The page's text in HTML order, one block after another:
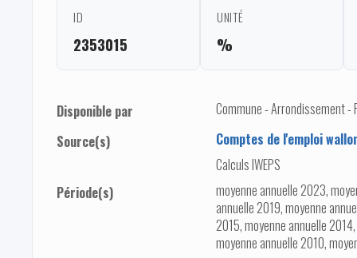
ID
2353015
UNITÉ
%
Disponible par
Commune - Arrondissement -
Source(s)
Comptes de l'emploi
Calculs IWEPS
Période(s)
moyenne annuelle 2023,
annuelle 2019, moyenne
2015, moyenne annuelle
moyenne annuelle 2010,